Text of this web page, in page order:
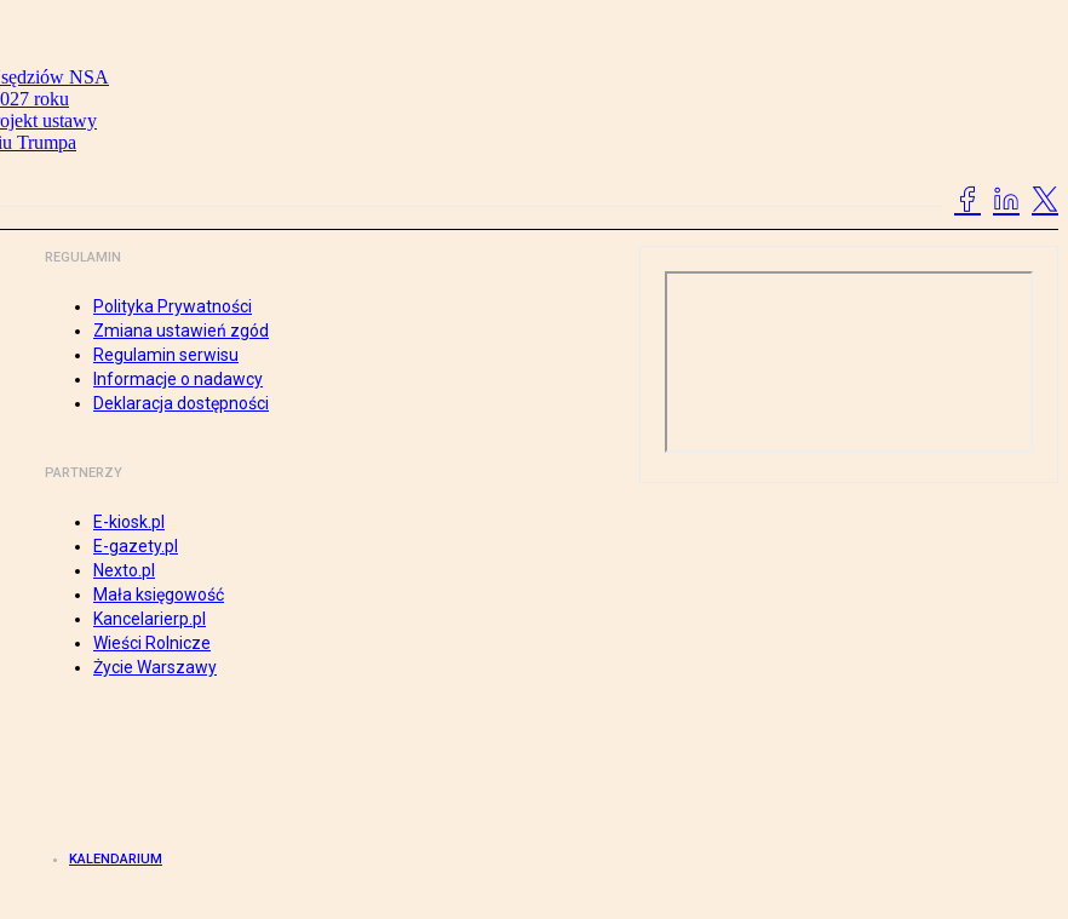
NSA
roku
ustawy
Trumpa
REGULAMIN
Polityka Prywatności
Zmiana ustawień zgód
Regulamin serwisu
Informacje o nadawcy
Deklaracja dostępności
PARTNERZY
E-kiosk.pl
E-gazety.pl
Nexto.pl
Mała księgowość
Kancelarierp.pl
Wieści Rolnicze
Życie Warszawy
KALENDARIUM